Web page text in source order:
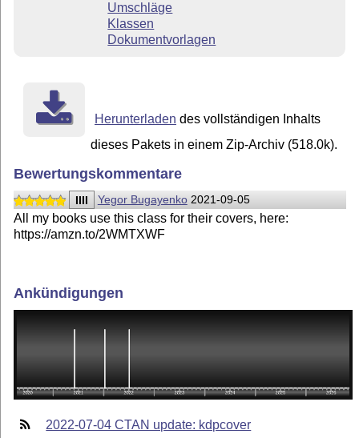
Umschläge
Klassen
Dokumentvorlagen
Herunterladen des vollständigen Inhalts
dieses Pakets in einem Zip-Archiv (518.0k).
Bewertungskommentare
IIII Yegor Bugayenko2021-09-05
All my books use this class for their covers, here:
https://amzn.to/2WMTXWF
Ankündigungen
2022-07-04 CTAN update: kdpcover